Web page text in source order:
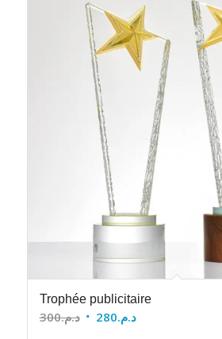
Trophée publicitaire
د.م.300
Le
د.م.280
Le